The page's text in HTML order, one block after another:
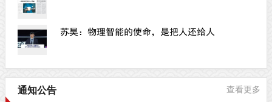
苏昊：物理智能的使命，是把人还给人
通知公告 查看更多